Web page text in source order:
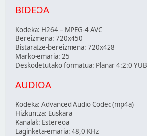
BIDEOA
Kodeka: H264 – MPEG-4 AVC
Bereizmena: 720x450
Bistaratze-bereizmena: 720x428
Marko-emaria: 25
Deskodetutako formatua: Planar 4:2:0 YUB
AUDIOA
Kodeka: Advanced Audio Codec (mp4a)
Hizkuntza: Euskara
Kanalak: Estereoa
Laginketa-emaria: 48,0 KHz